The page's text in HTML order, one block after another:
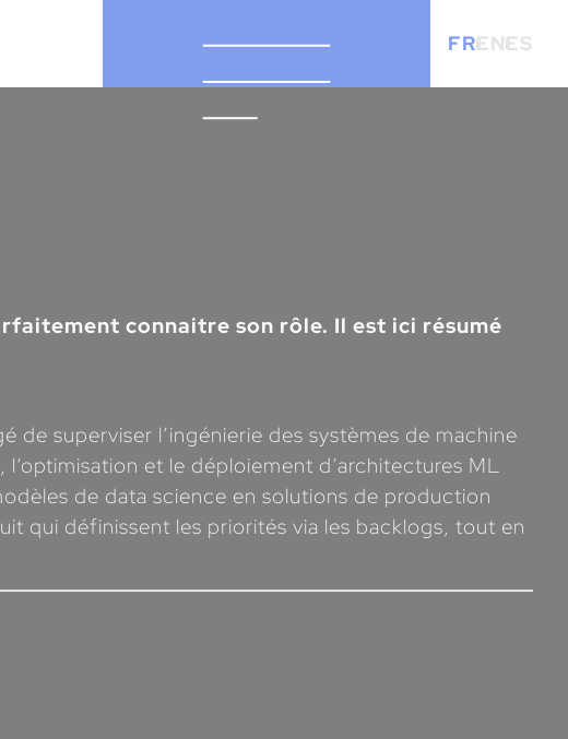
FRENES
connaitre son rôle. Il est ici résumé
superviser l’ingénierie des systèmes de machine
et le déploiement d’architectures ML
de data science en solutions de production
qui définissent les priorités via les backlogs, tout en